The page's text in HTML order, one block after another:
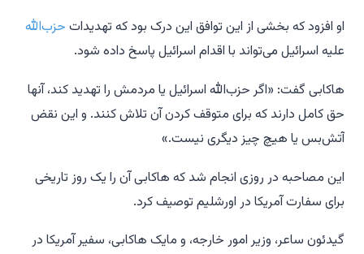
او افزود که بخشی از این توافق این درک بود که تهدیدات حزب‌الله
علیه اسرائیل می‌تواند با اقدام اسرائیل پاسخ داده شود.
هاکابی گفت: «اگر حزب‌الله اسرائیل یا مردمش را تهدید کند، آنها
حق کامل دارند که برای متوقف کردن آن تلاش کنند. و این نقض
آتش‌بس یا هیچ چیز دیگری نیست.»
این مصاحبه در روزی انجام شد که هاکابی آن را یک روز تاریخی
برای سفارت آمریکا در اورشلیم توصیف کرد.
گیدئون ساعر، وزیر امور خارجه، و مایک هاکابی، سفیر آمریکا در